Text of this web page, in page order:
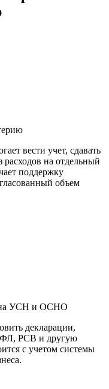
вести учет, сдавать
расходов на отдельный
поддержку
объем
на УСН и ОСНО
декларации,
РСВ и другую
с учетом системы